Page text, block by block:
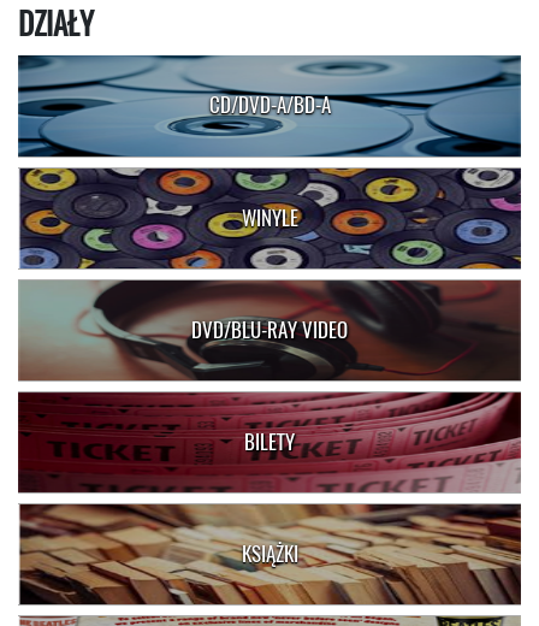
DZIAŁY
CD/DVD-A/BD-A
WINYLE
DVD/BLU-RAY VIDEO
BILETY
KSIĄŻKI